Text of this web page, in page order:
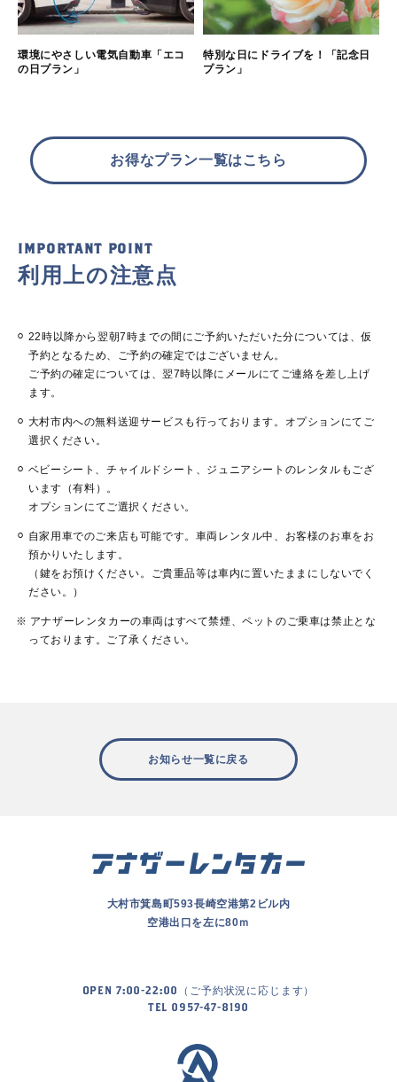
環境にやさしい電気自動車「エコ
の日プラン」
特別な日にドライブを！「記念日
プラン」
お得なプラン一覧はこちら
IMPORTANT POINT
利用上の注意点
22時以降から翌朝7時までの間にご予約いただいた分については、仮
予約となるため、ご予約の確定ではございません。
ご予約の確定については、翌7時以降にメールにてご連絡を差し上げ
ます。
大村市内への無料送迎サービスも行っております。オプションにてご
選択ください。
ベビーシート、チャイルドシート、ジュニアシートのレンタルもござ
います（有料）。
オプションにてご選択ください。
自家用車でのご来店も可能です。車両レンタル中、お客様のお車をお
預かりいたします。
（鍵をお預けください。ご貴重品等は車内に置いたままにしないでく
ださい。）
アナザーレンタカーの車両はすべて禁煙、ペットのご乗車は禁止とな
っております。ご了承ください。
お知らせ一覧に戻る
大村市箕島町593長崎空港第2ビル内
空港出口を左に80ｍ
OPEN 7:00-22:00（ご予約状況に応じます）
TEL 0957-47-8190